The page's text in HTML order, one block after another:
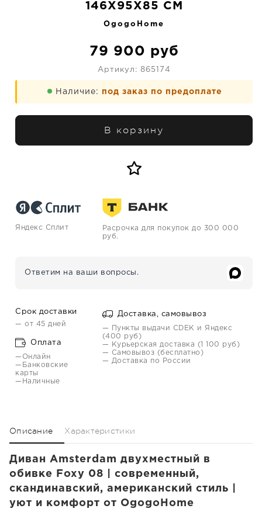
146X95X85 CM
OgogoHome
79 900 руб
Артикул: 865174
Наличие: под заказ по предоплате
В корзину
Яндекс Сплит
Расрочка для покупок до 300 000
руб.
Ответим на ваши вопросы.
Срок доставки
— от 45 дней
Оплата
—Онлайн
—Банковские
карты
—Наличные
Доставка, самовывоз
— Пункты выдачи CDEK и Яндекс
(400 руб)
— Курьерская доставка (1 100 руб)
— Самовывоз (бесплатно)
— Доставка по России
Описание Характеристики
Диван Amsterdam двухместный в
обивке Foxy 08 | современный,
скандинавский, американский стиль |
уют и комфорт от OgogoHome